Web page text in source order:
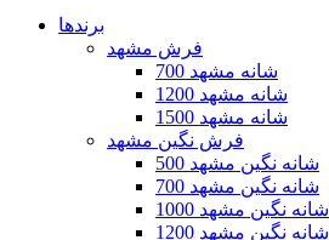
برندها
فرش مشهد
700 شانه مشهد
1200 شانه مشهد
1500 شانه مشهد
فرش نگین مشهد
500 شانه نگین مشهد
700 شانه نگین مشهد
1000 شانه نگین مشهد
1200 شانه نگین مشهد